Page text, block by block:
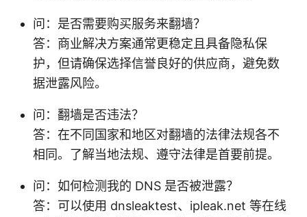
问：是否需要购买服务来翻墙？
答：商业解决方案通常更稳定且具备隐私保
护，但请确保选择信誉良好的供应商，避免数
据泄露风险。
问：翻墙是否违法？
答：在不同国家和地区对翻墙的法律法规各不
相同。了解当地法规、遵守法律是首要前提。
问：如何检测我的 DNS 是否被泄露？
答：可以使用 dnsleaktest、ipleak.net 等在线